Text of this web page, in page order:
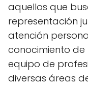
aquellos que
representación
atención
conocimiento de
equipo de
diversas áreas